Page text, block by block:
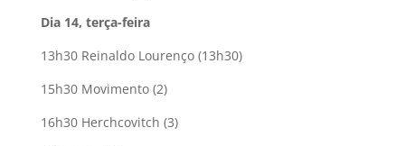
Dia 14, terça-feira
13h30 Reinaldo Lourenço (13h30)
15h30 Movimento (2)
16h30 Herchcovitch (3)